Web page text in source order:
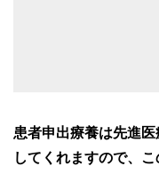
患者申出療養は先進
してくれますので、